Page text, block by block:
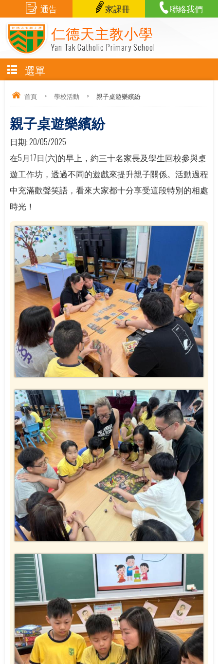
仁德天主教小學
Yan Tak Catholic Primary School
通告 家課冊 聯絡我們
選單
首頁 > 學校活動 > 親子桌遊樂繽紛
親子桌遊樂繽紛
日期:20/05/2025
在5月17日(六)的早上，約三十名家長及學生回校參與桌
遊工作坊，透過不同的遊戲來提升親子關係。活動過程
中充滿歡聲笑語，看來大家都十分享受這段特別的相處
時光！